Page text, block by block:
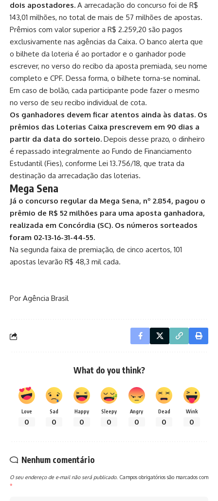
dois apostadores. A arrecadação do concurso foi de R$
143,01 milhões, no total de mais de 57 milhões de apostas.
Prêmios com valor superior a R$ 2.259,20 são pagos
exclusivamente nas agências da Caixa. O banco alerta que
o bilhete da loteria é ao portador e o ganhador pode
escrever, no verso do recibo da aposta premiada, seu nome
completo e CPF. Dessa forma, o bilhete torna-se nominal.
Em caso de bolão, cada participante pode fazer o mesmo
no verso de seu recibo individual de cota.
Os ganhadores devem ficar atentos ainda às datas. Os
prêmios das Loterias Caixa prescrevem em 90 dias a
partir da data do sorteio. Depois desse prazo, o dinheiro
é repassado integralmente ao Fundo de Financiamento
Estudantil (Fies), conforme Lei 13.756/18, que trata da
destinação da arrecadação das loterias.
Mega Sena
Já o concurso regular da Mega Sena, nº 2.854, pagou o
prêmio de R$ 52 milhões para uma aposta ganhadora,
realizada em Concórdia (SC). Os números sorteados
foram 02-13-16-31-44-55.
Na segunda faixa de premiação, de cinco acertos, 101
apostas levarão R$ 48,3 mil cada.
Por Agência Brasil
What do you think?
Love
0
Sad
0
Happy
0
Sleepy
0
Angry
0
Dead
0
Wink
0
Nenhum comentário
O seu endereço de e-mail não será publicado. Campos obrigatórios são marcados com
*